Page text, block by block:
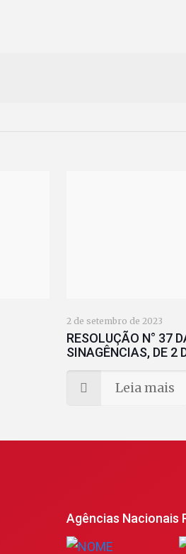
2 de setembro de 2023
RESOLUÇÃO N° 37
SINAGÊNCIAS, DE 2
Leia mais
Agências Nacionais